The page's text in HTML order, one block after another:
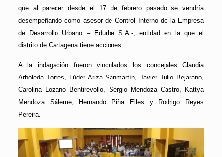
que al parecer desde el 17 de febrero pasado se vendría
desempeñando como asesor de Control Interno de la Empresa
de Desarrollo Urbano – Edurbe S.A.-, entidad en la que el
distrito de Cartagena tiene acciones.
A la indagación fueron vinculados los concejales Claudia
Arboleda Torres, Lúder Ariza Sanmartín, Javier Julio Bejarano,
Carolina Lozano Bentirevollo, Sergio Mendoza Castro, Kattya
Mendoza Sáleme, Hernando Piña Elles y Rodrigo Reyes
Pereira.